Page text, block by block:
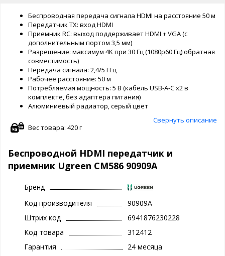
Беспроводная передача сигнала HDMI на расстояние 50 м
Передатчик TX: вход HDMI
Приемник RC: выход поддерживает HDMI + VGA (с
дополнительным портом 3,5 мм)
Разрешение: максимум 4K при 30 Гц (1080p60 Гц) обратная
совместимость)
Передача сигнала: 2,4/5 ГГц
Рабочее расстояние: 50 м
Потребляемая мощность: 5 В (кабель USB-A-C x2 в
комплекте, без адаптера питания)
Алюминиевый радиатор, серый цвет
Свернуть описание
Вес товара: 420 г
Беспроводной HDMI передатчик и
приемник Ugreen CM586 90909A
Бренд
Код производителя
90909A
Штрих код
6941876230228
Код товара
312412
Гарантия
24 месяца